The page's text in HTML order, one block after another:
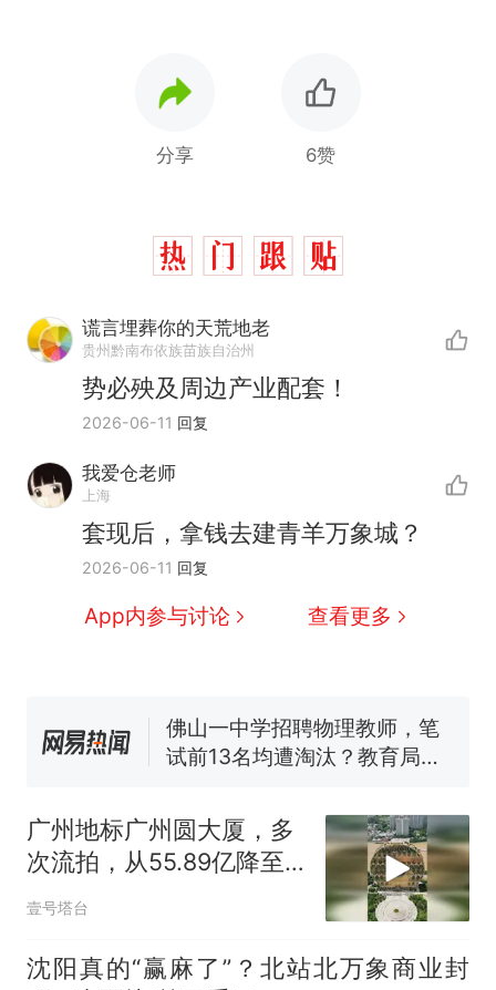
分享 6赞
谎言埋葬你的天荒地老
贵州黔南布依族苗族自治州
势必殃及周边产业配套！
2026-06-11 回复
我爱仓老师
上海
套现后，拿钱去建青羊万象城？
2026-06-11 回复
App内参与讨论 查看更多
那个在床头放菜刀的女孩，
因老师一句“跟我回家”改写了
人生搬家报价570元，搬到楼下
交5060元才肯搬上楼！女子傻
眼了……
费大厨“全国小炒肉大王”称
佛山一中学招聘物理教师，笔
试前13名均遭淘汰？教育局：
核查
官方通报
热
那个在床头放菜刀的女孩，
因老师一句“跟我回家”改写了
广州地标广州圆大厦，多
次流拍，从55.89亿降至
10余亿元
壹号塔台
沈阳真的“赢麻了”？北站北万象商业封